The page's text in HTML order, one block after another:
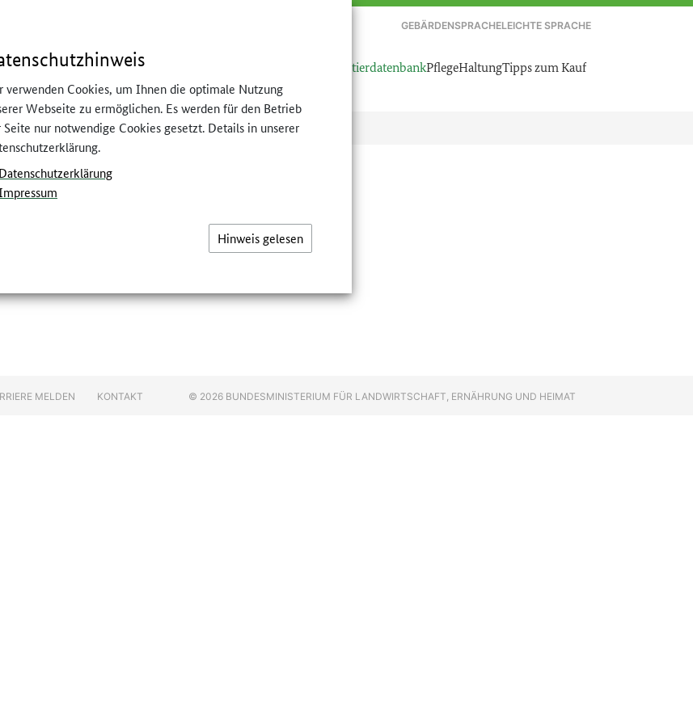
GEBÄRDENSPRACHELEICHTE SPRACHE
HaustierdatenbankPflegeHaltungTipps zum Kauf
MELDEN KONTAKT © 2026 BUNDESMINISTERIUM FÜR LANDWIRTSCHAFT, ERNÄHRUNG UND HEIMAT
verwenden Cookies, um Ihnen die optimale Nutzung
Webseite zu ermöglichen. Es werden für den Betrieb
Seite nur notwendige Cookies gesetzt. Details in unserer
Datenschutzerklärung
Hinweis gelesen